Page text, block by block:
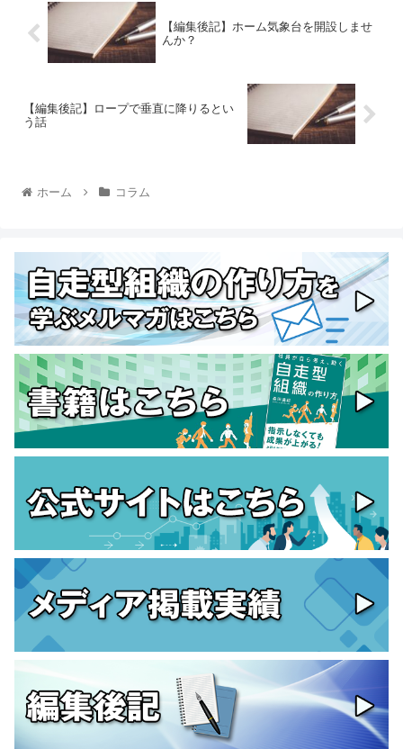
【編集後記】ホーム気象台を開設しませ
んか？
【編集後記】ロープで垂直に降りるとい
う話
ホーム コラム